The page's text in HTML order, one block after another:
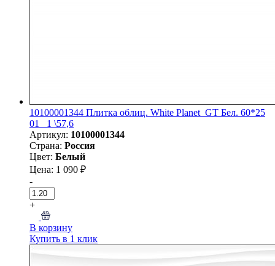
10100001344 Плитка облиц. White Planet_GT Бел. 60*25
01_ 1 \57,6
Артикул: 10100001344
Страна: Россия
Цвет: Белый
Цена: 1 090 ₽
-
+
В корзину
Купить в 1 клик